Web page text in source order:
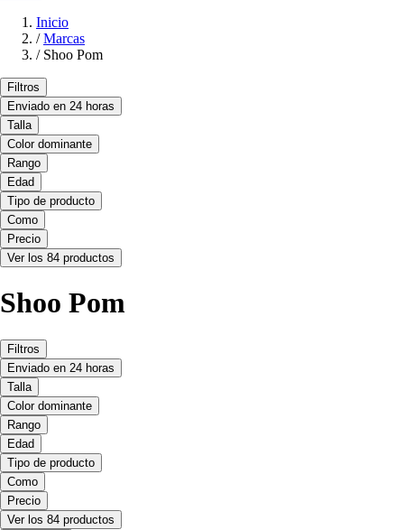
Inicio
/ Marcas
/ Shoo Pom
Filtros
Enviado en 24 horas
Talla
Color dominante
Rango
Edad
Tipo de producto
Como
Precio
Ver los 84 productos
Shoo Pom
Filtros
Enviado en 24 horas
Talla
Color dominante
Rango
Edad
Tipo de producto
Como
Precio
Ver los 84 productos